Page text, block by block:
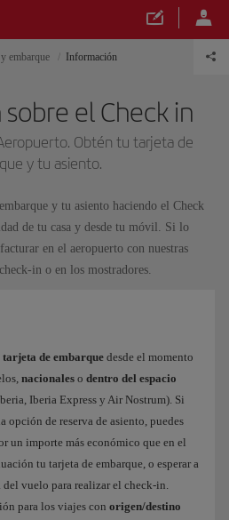
embarque Información
el Check in
Obtén tu tarjeta de
y tu asiento.
y tu asiento haciendo el Check
de tu casa y desde tu móvil. Si lo
en el aeropuerto con nuestras
in o en los mostradores.
tarjeta de embarque desde el momento
nacionales o dentro del espacio
Iberia Express y Air Nostrum). Si
opción de reserva de asiento, puedes
un importe más económico que en el
tu tarjeta de embarque, o esperar a
del vuelo para realizar el check-in.
para los viajes con origen/destino